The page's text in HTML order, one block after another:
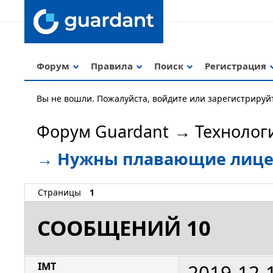
Форум Правила Поиск Регистрация
Вы не вошли. Пожалуйста, войдите или
Форум Guardant →
→ Нужны плавающие
Страницы 1
СООБЩЕНИЙ 10
IMT